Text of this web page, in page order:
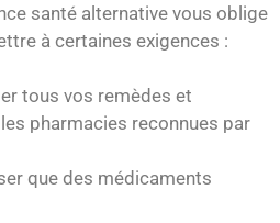
santé alternative vous oblige
à certaines exigences :
tous vos remèdes et
pharmacies reconnues par
que des médicaments